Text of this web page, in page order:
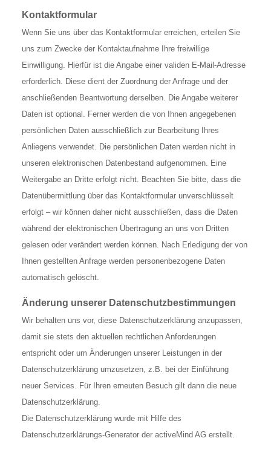
Kontaktformular
Wenn Sie uns über das Kontaktformular erreichen, erteilen Sie
uns zum Zwecke der Kontaktaufnahme Ihre freiwillige
Einwilligung. Hierfür ist die Angabe einer validen E-Mail-Adresse
erforderlich. Diese dient der Zuordnung der Anfrage und der
anschließenden Beantwortung derselben. Die Angabe weiterer
Daten ist optional. Ferner werden die von Ihnen angegebenen
persönlichen Daten ausschließlich zur Bearbeitung Ihres
Anliegens verwendet. Die persönlichen Daten werden nicht in
unseren elektronischen Datenbestand aufgenommen. Eine
Weitergabe an Dritte erfolgt nicht. Beachten Sie bitte, dass die
Datenübermittlung über das Kontaktformular unverschlüsselt
erfolgt – wir können daher nicht ausschließen, dass die Daten
während der elektronischen Übertragung an uns von Dritten
gelesen oder verändert werden können. Nach Erledigung der von
Ihnen gestellten Anfrage werden personenbezogene Daten
automatisch gelöscht.
Änderung unserer Datenschutzbestimmungen
Wir behalten uns vor, diese Datenschutzerklärung anzupassen,
damit sie stets den aktuellen rechtlichen Anforderungen
entspricht oder um Änderungen unserer Leistungen in der
Datenschutzerklärung umzusetzen, z.B. bei der Einführung
neuer Services. Für Ihren erneuten Besuch gilt dann die neue
Datenschutzerklärung.
Die Datenschutzerklärung wurde mit Hilfe des
Datenschutzerklärungs-Generator der activeMind AG erstellt.